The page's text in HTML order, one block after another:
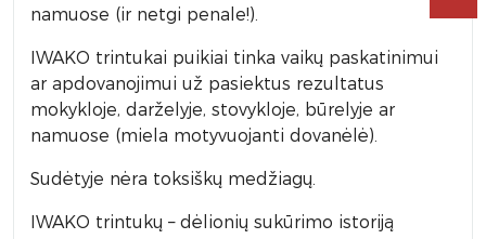
namuose (ir netgi penale!).
IWAKO trintukai puikiai tinka vaikų paskatinimui
ar apdovanojimui už pasiektus rezultatus
mokykloje, darželyje, stovykloje, būrelyje ar
namuose (miela motyvuojanti dovanėlė).
Sudėtyje nėra toksiškų medžiagų.
IWAKO trintukų – dėlionių sukūrimo istoriją